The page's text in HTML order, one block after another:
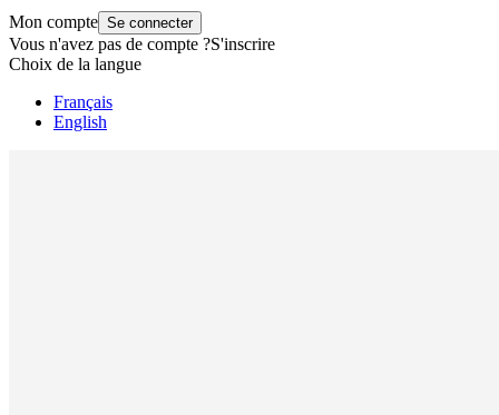
Mon compte Se connecter
Vous n'avez pas de compte ?S'inscrire
Choix de la langue
Français
English